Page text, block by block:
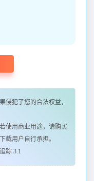
侵犯了您的合法权益，
使用商业用途，请购买
载用户自行承担。
踪 3.1